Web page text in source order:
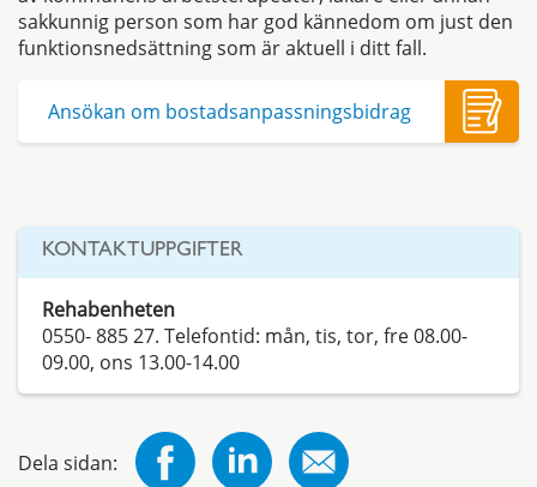
sakkunnig person som har god kännedom om just den
funktionsnedsättning som är aktuell i ditt fall.
Ansökan om bostadsanpassningsbidrag
KONTAKTUPPGIFTER
Rehabenheten
0550- 885 27. Telefontid: mån, tis, tor, fre 08.00-
09.00, ons 13.00-14.00
Dela sidan: